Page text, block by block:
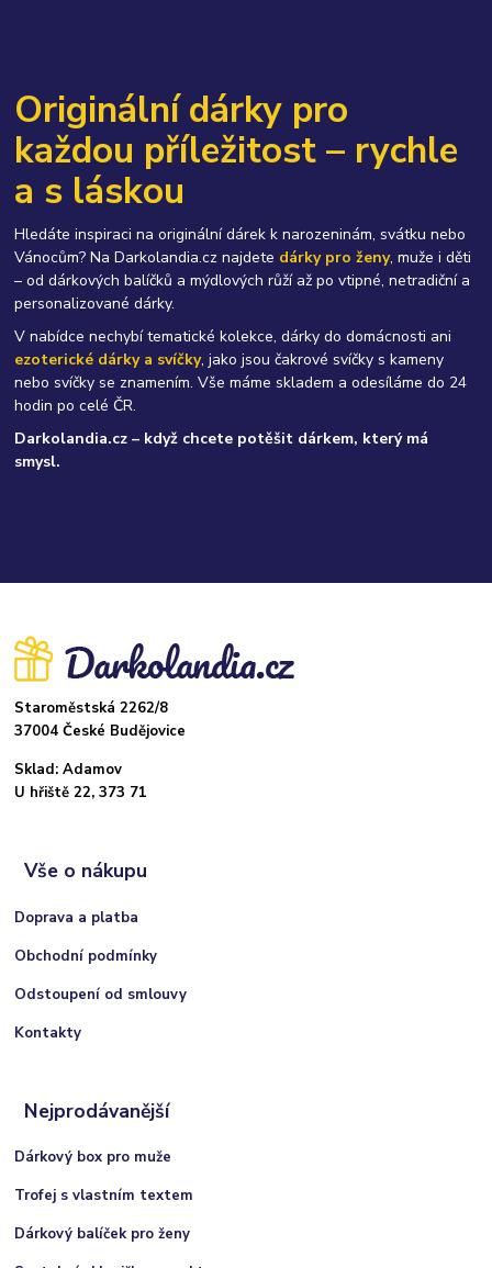
Originální dárky pro
každou příležitost – rychle
a s láskou
Hledáte inspiraci na originální dárek k narozeninám, svátku nebo
Vánocům? Na Darkolandia.cz najdete dárky pro ženy, muže i děti
– od dárkových balíčků a mýdlových růží až po vtipné, netradiční a
personalizované dárky.
V nabídce nechybí tematické kolekce, dárky do domácnosti ani
ezoterické dárky a svíčky, jako jsou čakrové svíčky s kameny
nebo svíčky se znamením. Vše máme skladem a odesíláme do 24
hodin po celé ČR.
Darkolandia.cz – když chcete potěšit dárkem, který má
smysl.
Staroměstská 2262/8
37004 České Budějovice
Sklad: Adamov
U hřiště 22, 373 71
Vše o nákupu
Doprava a platba
Obchodní podmínky
Odstoupení od smlouvy
Kontakty
Nejprodávanější
Dárkový box pro muže
Trofej s vlastním textem
Dárkový balíček pro ženy